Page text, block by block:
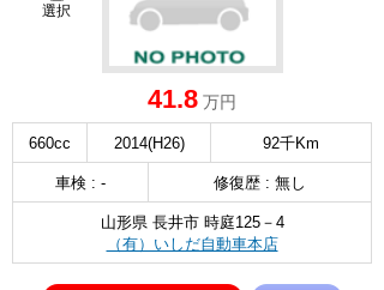
選択
41.8 万円
660cc 2014(H26) 92千Km
車検 : - 修復歴 : 無し
山形県 長井市 時庭125－4
（有）いしだ自動車本店